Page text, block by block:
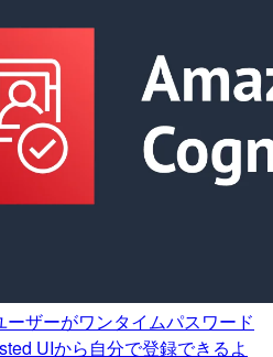
ザーがワンタイムパスワード
UIから自分で登録できるよ